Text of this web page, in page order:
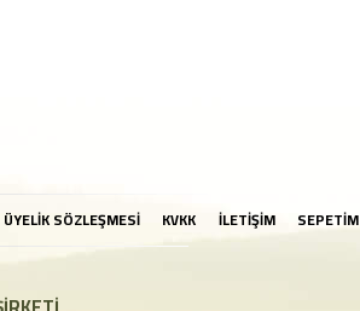
ÜYELİK SÖZLEŞMESİ KVKK İLETİŞİM SEPETİM